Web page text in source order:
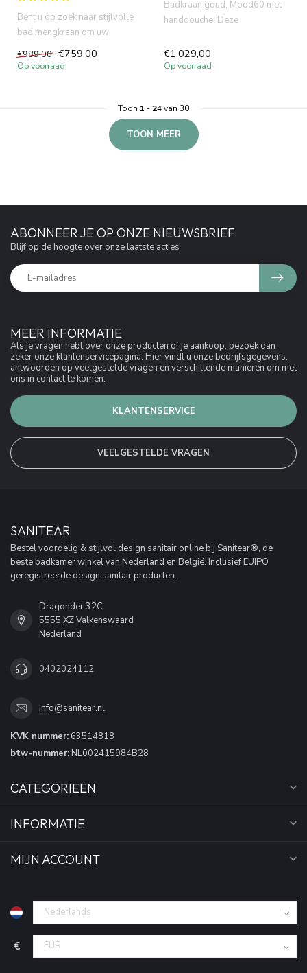
Bent u op zoek naar stijlvolle
bad mengkraan om uw
badkamer te laten stralen ? C...
€989,00 €759,00
Op voorraad
Badkraan goud, Mood60 met
handdouche. Deze
inbouwbox...
€1.029,00
Op voorraad
Toon 1 - 24van 30
TOON MEER
MEER INFORMATIE
Als je vragen hebt over onze producten of je aankoop, bezoek dan
zeker onze klantenservicepagina. Hier vindt u onze bedrijfsgegevens,
antwoorden op veelgestelde vragen en verschillende manieren om met
ons in contact te komen.
KLANTENSERVICE
VEELGESTELDE VRAGEN
ABONNEER JE OP ONZE NIEUWSBRIEF
Blijf op de hoogte over onze laatste acties
SANITEAR
Bestel voordelig & stijlvol design sanitair online bij Sanitear®, de
beste badkamer winkel van Nederland en België. Inclusief EUIPO
geregistreerde design sanitair producten.
Dragonder 32C
5555 XZ Valkenswaard
Nederland
0402024112
info@sanitear.nl
KVK nummer: 63514818
btw-nummer: NL002415984B28
CATEGORIEËN
INFORMATIE
MIJN ACCOUNT
€